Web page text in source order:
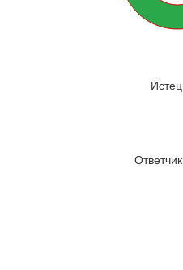
Истец
Ответчик